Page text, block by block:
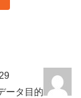
ータ目的